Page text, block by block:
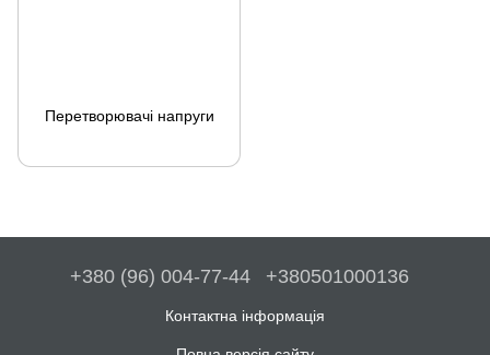
Перетворювачі напруги
+380 (96) 004-77-44 +380501000136
Контактна інформація